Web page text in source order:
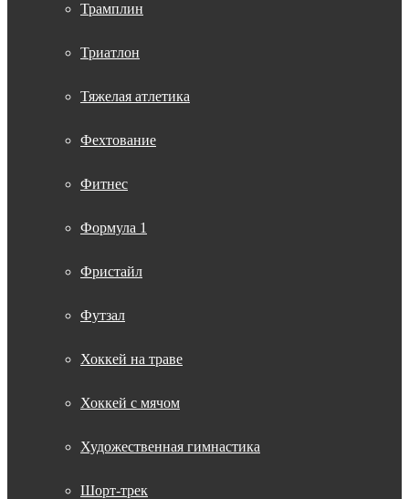
Трамплин
Триатлон
Тяжелая атлетика
Фехтование
Фитнес
Формула 1
Фристайл
Футзал
Хоккей на траве
Хоккей с мячом
Художественная гимнастика
Шорт-трек